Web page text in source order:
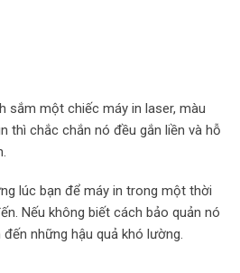
sắm một chiếc máy in laser, màu
thì chắc chắn nó đều gắn liền và hỗ
lúc bạn để máy in trong một thời
Nếu không biết cách bảo quản nó
những hậu quả khó lường.